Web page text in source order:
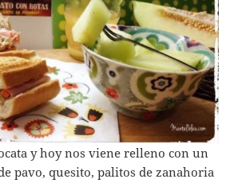
y hoy nos viene relleno con un
pavo, quesito, palitos de zanahoria